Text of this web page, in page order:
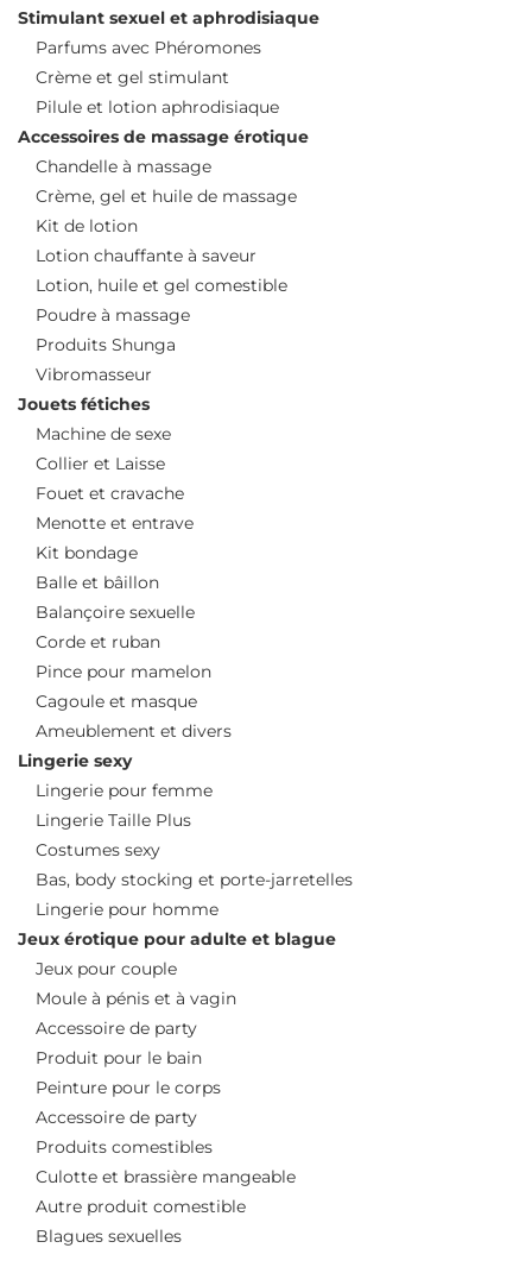
Stimulant sexuel et aphrodisiaque
Parfums avec Phéromones
Crème et gel stimulant
Pilule et lotion aphrodisiaque
Accessoires de massage érotique
Chandelle à massage
Crème, gel et huile de massage
Kit de lotion
Lotion chauffante à saveur
Lotion, huile et gel comestible
Poudre à massage
Produits Shunga
Vibromasseur
Jouets fétiches
Machine de sexe
Collier et Laisse
Fouet et cravache
Menotte et entrave
Kit bondage
Balle et bâillon
Balançoire sexuelle
Corde et ruban
Pince pour mamelon
Cagoule et masque
Ameublement et divers
Lingerie sexy
Lingerie pour femme
Lingerie Taille Plus
Costumes sexy
Bas, body stocking et porte-jarretelles
Lingerie pour homme
Jeux érotique pour adulte et blague
Jeux pour couple
Moule à pénis et à vagin
Accessoire de party
Produit pour le bain
Peinture pour le corps
Accessoire de party
Produits comestibles
Culotte et brassière mangeable
Autre produit comestible
Blagues sexuelles